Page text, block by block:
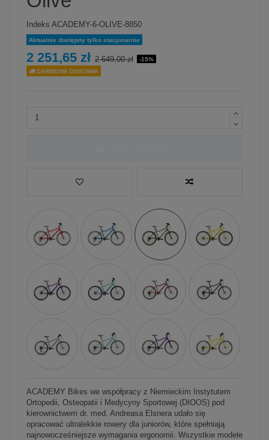
Indeks ACADEMY-6-OLIVE-8850
Aktualnie dostępny tylko stacjonarnie
2 251,65 zł 2 649,00 zł
-15%
DARMOWA DOSTAWA
ACADEMY Bikes we współpracy z Niemieckim Instytutem
Ortopedii, Osteopatii i Medycyny Sportowej (DIOOS) pod
kierownictwem dr. med. Andreasa Elsnera udało się
opracować ultralekkie rowery dla juniorów, które spełniają
najnowocześniejsze wymagania ergonomii. Wszystkie modele